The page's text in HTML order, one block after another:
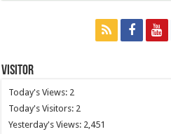
Visitor
Today's Views: 2
Today's Visitors: 2
Yesterday's Views: 2,451